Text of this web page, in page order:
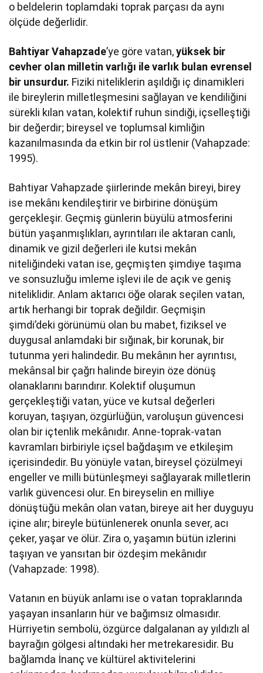
o beldelerin toplamdaki toprak parçası da aynı
ölçüde değerlidir.
Bahtiyar Vahapzade’ye göre vatan,yüksek bir
cevher olan milletin varlığı ile varlık bulan evrensel
bir unsurdur. Fiziki niteliklerin aşıldığı iç dinamikleri
ile bireylerin milletleşmesini sağlayan ve kendiliğini
sürekli kılan vatan, kolektif ruhun sindiği, içselleştiği
bir değerdir; bireysel ve toplumsal kimliğin
kazanılmasında da etkin bir rol üstlenir (Vahapzade:
1995).
Bahtiyar Vahapzade şiirlerinde mekân bireyi, birey
ise mekânı kendileştirir ve birbirine dönüşüm
gerçekleşir. Geçmiş günlerin büyülü atmosferini
bütün yaşanmışlıkları, ayrıntıları ile aktaran canlı,
dinamik ve gizil değerleri ile kutsi mekân
niteliğindeki vatan ise, geçmişten şimdiye taşıma
ve sonsuzluğu imleme işlevi ile de açık ve geniş
niteliklidir. Anlam aktarıcı öğe olarak seçilen vatan,
artık herhangi bir toprak değildir. Geçmişin
şimdi’deki görünümü olan bu mabet, fiziksel ve
duygusal anlamdaki bir sığınak, bir korunak, bir
tutunma yeri halindedir. Bu mekânın her ayrıntısı,
mekânsal bir çağrı halinde bireyin öze dönüş
olanaklarını barındırır. Kolektif oluşumun
gerçekleştiği vatan, yüce ve kutsal değerleri
koruyan, taşıyan, özgürlüğün, varoluşun güvencesi
olan bir içtenlik mekânıdır. Anne-toprak-vatan
kavramları birbiriyle içsel bağdaşım ve etkileşim
içerisindedir. Bu yönüyle vatan, bireysel çözülmeyi
engeller ve milli bütünleşmeyi sağlayarak milletlerin
varlık güvencesi olur. En bireyselin en milliye
dönüştüğü mekân olan vatan, bireye ait her duyguyu
içine alır; bireyle bütünlenerek onunla sever, acı
çeker, yaşar ve ölür. Zira o, yaşamın bütün izlerini
taşıyan ve yansıtan bir özdeşim mekânıdır
(Vahapzade: 1998).
Vatanın en büyük anlamı ise o vatan topraklarında
yaşayan insanların hür ve bağımsız olmasıdır.
Hürriyetin sembolü, özgürce dalgalanan ay yıldızlı al
bayrağın gölgesi altındaki her metrekaresidir. Bu
bağlamda İnanç ve kültürel aktivitelerini